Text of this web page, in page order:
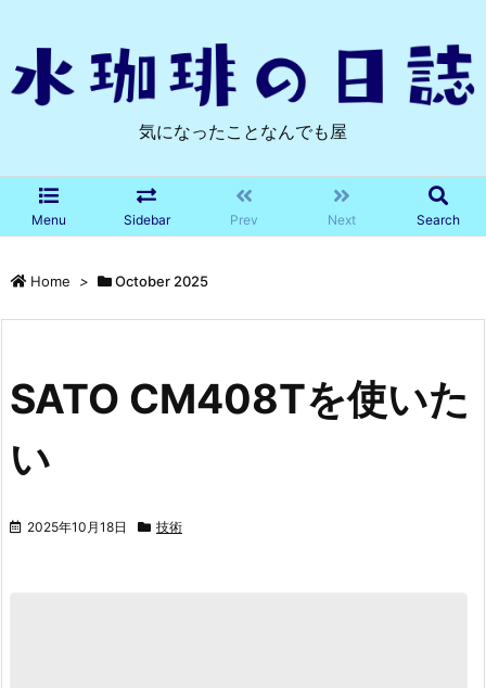
気になったことなんでも屋
Menu Sidebar Prev Next Search
Home > October 2025
SATO CM408Tを使いた
い
2025年10月18日 技術